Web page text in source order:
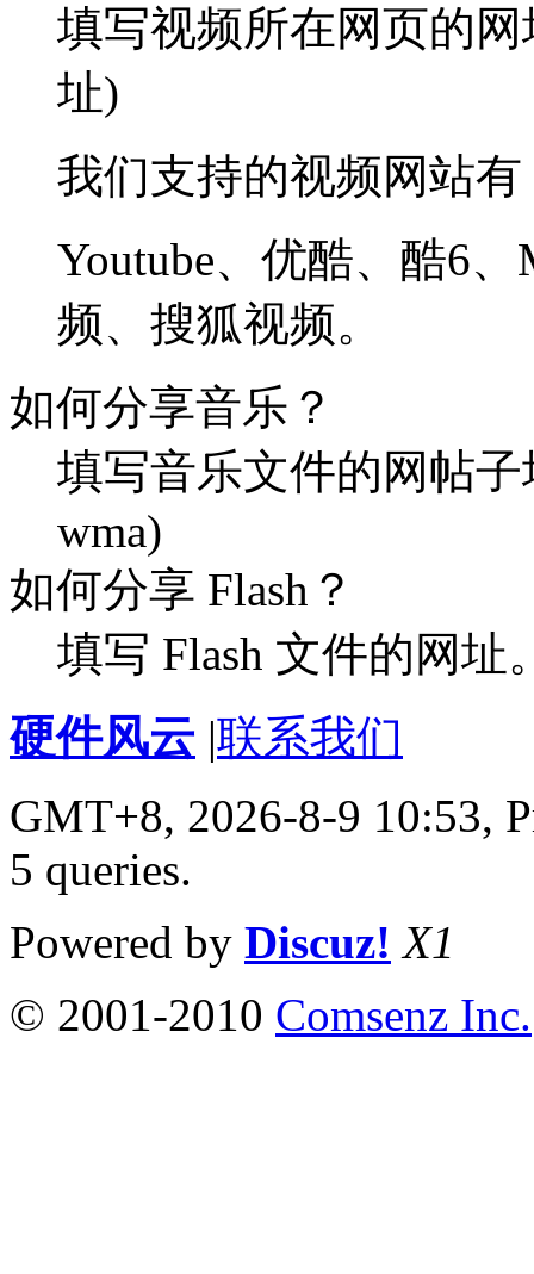
填写视频所在网页的
址)
我们支持的视频网站有
Youtube、优酷、酷6
频、搜狐视频。
如何分享音乐？
填写音乐文件的网帖
wma)
如何分享 Flash？
填写 Flash 文件的网址
硬件风云 |联系我们
GMT+8, 2026-8-9 10:53,
5 queries.
Powered by Discuz! X1
© 2001-2010 Comsenz Inc.